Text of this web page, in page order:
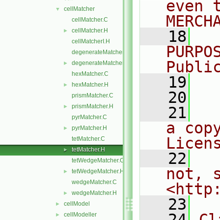
▼
cellMatcher
cellMatcher.C
►
cellMatcher.H
cellMatcherI.H
degenerateMatcher.C
►
degenerateMatcher.H
hexMatcher.C
►
hexMatcher.H
prismMatcher.C
►
prismMatcher.H
pyrMatcher.C
►
pyrMatcher.H
tetMatcher.C
►
tetMatcher.H
tetWedgeMatcher.C
►
tetWedgeMatcher.H
wedgeMatcher.C
► wedgeMatcher.H
► cellModel
► cellModeller
even
   18
   19
   20
   21
a
   22
not,
   23